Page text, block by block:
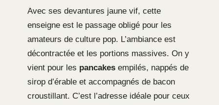
Avec ses devantures jaune vif, cette
enseigne est le passage obligé pour les
amateurs de culture pop. L’ambiance est
décontractée et les portions massives. On y
vient pour les pancakes empilés, nappés de
sirop d’érable et accompagnés de bacon
croustillant. C’est l’adresse idéale pour ceux